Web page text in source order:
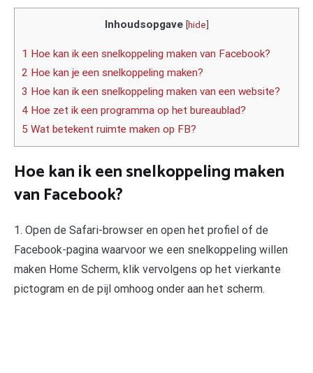
Inhoudsopgave [hide]
1 Hoe kan ik een snelkoppeling maken van Facebook?
2 Hoe kan je een snelkoppeling maken?
3 Hoe kan ik een snelkoppeling maken van een website?
4 Hoe zet ik een programma op het bureaublad?
5 Wat betekent ruimte maken op FB?
Hoe kan ik een snelkoppeling maken
van Facebook?
1. Open de Safari-browser en open het profiel of de
Facebook-pagina waarvoor we een snelkoppeling willen
maken Home Scherm, klik vervolgens op het vierkante
pictogram en de pijl omhoog onder aan het scherm.